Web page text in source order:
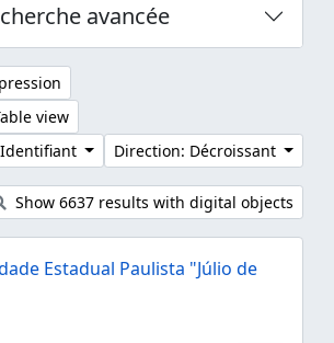
avancée
view
Direction: Décroissant
Show 6637 results with digital objects
Estadual Paulista "Júlio de